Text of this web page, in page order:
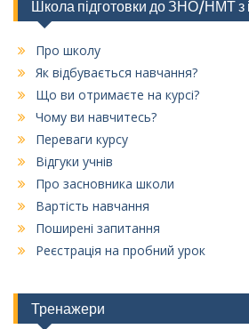
Школа підготовки до ЗНО/НМТ з
Про школу
Як відбувається навчання?
Що ви отримаєте на курсі?
Чому ви навчитесь?
Переваги курсу
Відгуки учнів
Про засновника школи
Вартість навчання
Поширені запитання
Реєстрація на пробний урок
Тренажери